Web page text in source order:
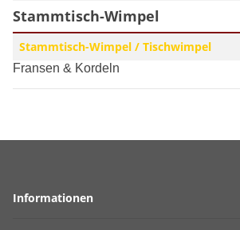
Stammtisch-Wimpel
Stammtisch-Wimpel / Tischwimpel
Fransen & Kordeln
Informationen